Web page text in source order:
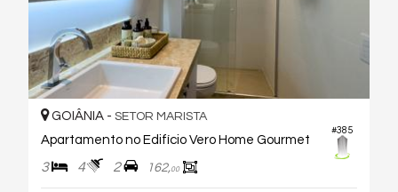
#385
GOIÂNIA - SETOR MARISTA
Apartamento no Edifício Vero Home Gourmet
3 4 2 162,00